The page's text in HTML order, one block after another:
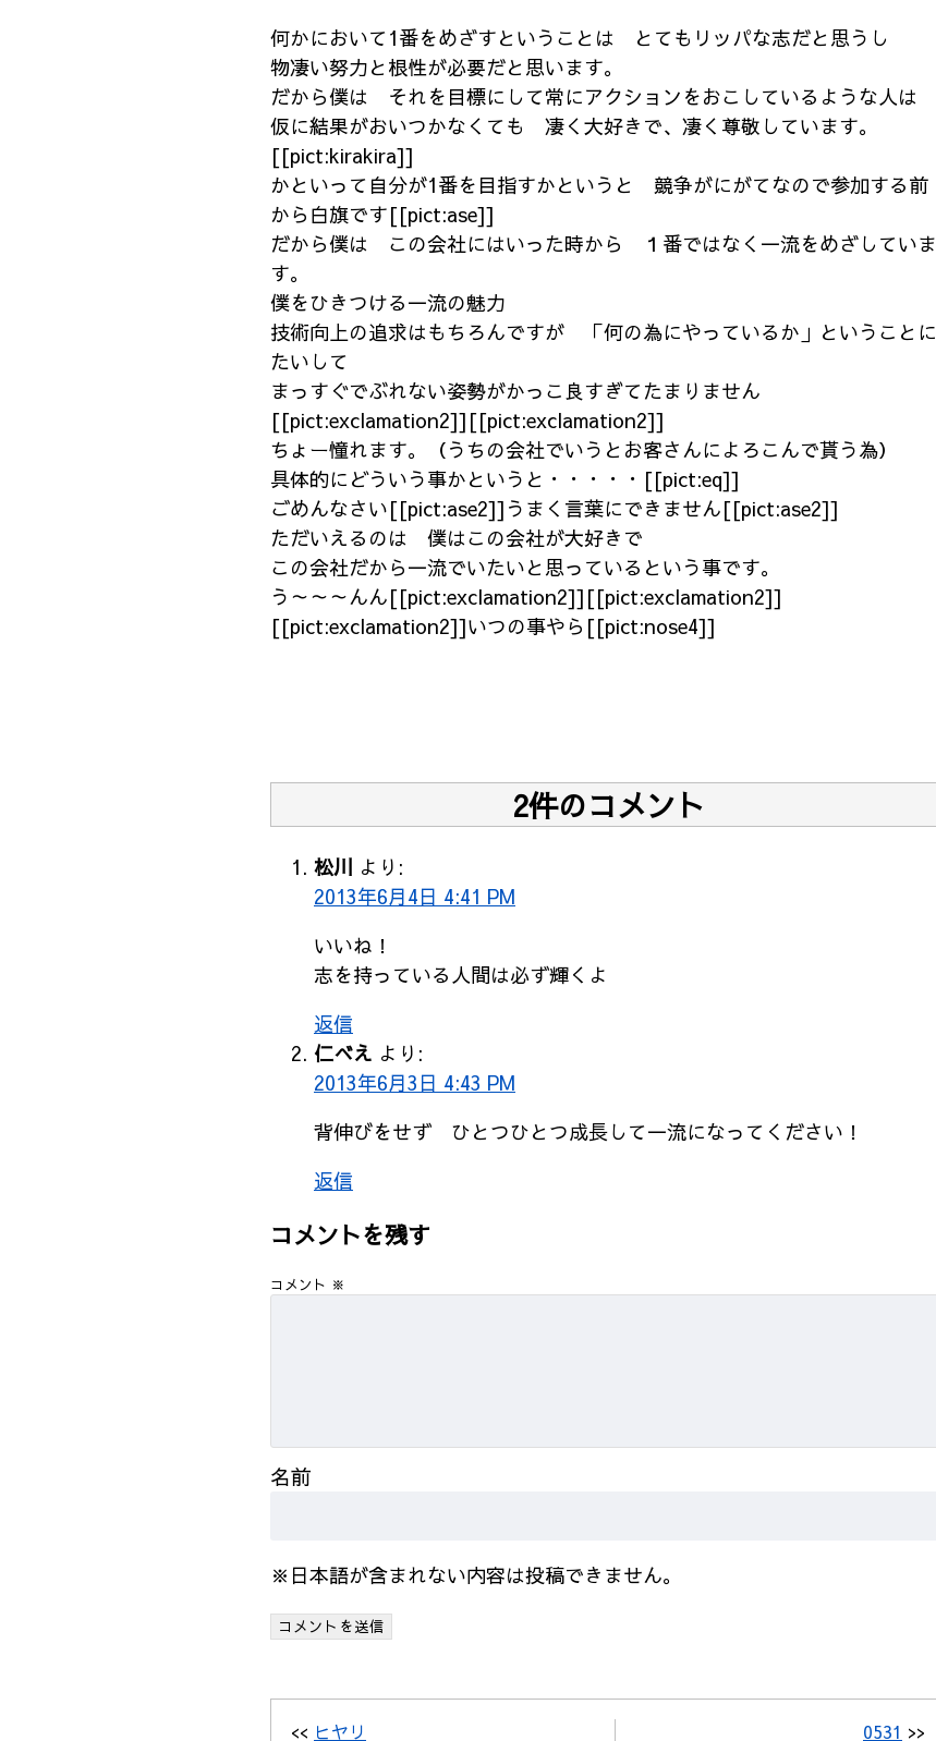
何かにおいて1番をめざすということは とてもリッパな志だと思うし
物凄い努力と根性が必要だと思います。
だから僕は それを目標にして常にアクションをおこしているような人は
仮に結果がおいつかなくても 凄く大好きで、凄く尊敬しています。
[[pict:kirakira]]
かといって自分が1番を目指すかというと 競争がにがてなので参加する前
から白旗です[[pict:ase]]
だから僕は この会社にはいった時から １番ではなく一流をめざしていま
す。
僕をひきつける一流の魅力
技術向上の追求はもちろんですが 「何の為にやっているか」ということに
たいして
まっすぐでぶれない姿勢がかっこ良すぎてたまりません
[[pict:exclamation2]][[pict:exclamation2]]
ちょー憧れます。（うちの会社でいうとお客さんによろこんで貰う為）
具体的にどういう事かというと・・・・・[[pict:eq]]
ごめんなさい[[pict:ase2]]うまく言葉にできません[[pict:ase2]]
ただいえるのは 僕はこの会社が大好きで
この会社だから一流でいたいと思っているという事です。
う～～～んん[[pict:exclamation2]][[pict:exclamation2]]
[[pict:exclamation2]]いつの事やら[[pict:nose4]]
2件のコメント
松川 より:
2013年6月4日 4:41 PM
いいね！
志を持っている人間は必ず輝くよ
返信
仁べえ より:
2013年6月3日 4:43 PM
背伸びをせず ひとつひとつ成長して一流になってください！
返信
コメントを残す
コメント ※
名前
※日本語が含まれない内容は投稿できません。
<< ヒヤリ 0531 >>